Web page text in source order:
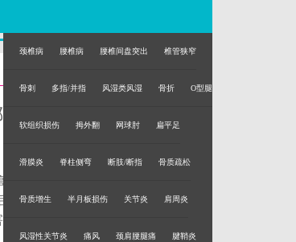
颈椎病 腰椎病 腰椎间盘突出 椎管狭窄
骨刺 多指/并指 风湿类风湿 骨折 O型腿
软组织损伤 拇外翻 网球肘 扁平足
滑膜炎 脊柱侧弯 断肢/断指 骨质疏松
骨质增生 半月板损伤 关节炎 肩周炎
风湿性关节炎 痛风 颈肩腰腿痛 腱鞘炎
？
足部畸形疾病。有些婴儿从出生
生活中，由于外部因素，导致了
哪些？